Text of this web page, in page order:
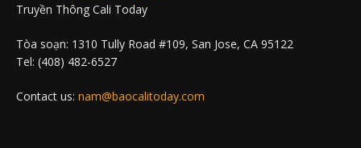
Truyền Thông Cali Today
Tòa soạn: 1310 Tully Road #109, San Jose, CA 95122
Tel: (408) 482-6527
Contact us: nam@baocalitoday.com